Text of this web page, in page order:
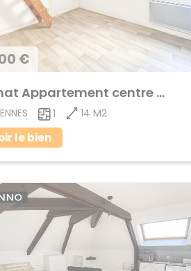
€
Achat Appartement centre ville
1 14 M2
le bien